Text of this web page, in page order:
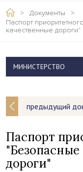
> Документы
>
Паспорт
качественные дороги"
предыдущий
Паспорт
дороги"
МИНИСТЕРСТВО